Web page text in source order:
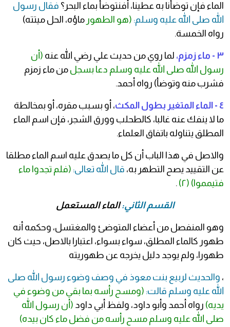
الماء فإن توضأنا به عطينا، أفنتوضأ بماء البحر؟ فقال رسول
الله صلى الله عليه وسلم: (هو الطهور ماؤه، الحل ميتته)
رواه الخمسة.
٣ - ماء زمزم، لما روي من حديث علي رضي الله عنه (أن
رسول الله صلى الله عليه وسلم دعا بسجل من ماء زمزم
فشرب منه وتوضأ) رواه أحمد.
٤ - الماء المتغير بطول المكث
، أو بسبب مقره، أو بمخالطة
ما لا ينفك عنه غالبا، كالطحلب وورق الشجر، فإن اسم الماء
المطلق يتناوله باتفاق العلماء.
والاصل في هذا الباب أن كل ما يصدق عليه اسم الماء مطلقا
عن التقييد يصح التطهر به، قال الله تعالى: (فلم تجدوا ماء
فتيمموا) (٢) .
القسم الثاني:الماء المستعمل
وهو المنفصل من أعضاء المتوضئ والمغتسل، وحكمه أنه
طهور كالماء المطلق، سواء بسواء، اعتبارا بالاصل، حيث كان
طهورا، ولم يوجد دليل يخرجه عن طهوريته
، والحديث لربيع بنت معوذ في وصف وضوء رسول الله صلى
الله عليه وسلم قالت: (ومسح رأسه بما بقي من وضوء في
يديه) رواه أحمد وأبو داود، ولفظ أبي داود (أن رسول الله
صلى الله عليه وسلم مسح رأسه من فضل ماء كان بيده)